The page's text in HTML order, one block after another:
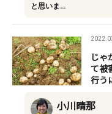
と思いま…
じゃ
て被
行う
小川晴那